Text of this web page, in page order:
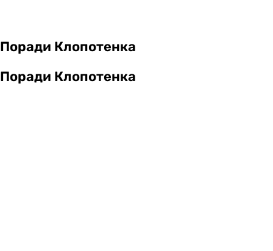
Поради Клопотенка
Поради Клопотенка